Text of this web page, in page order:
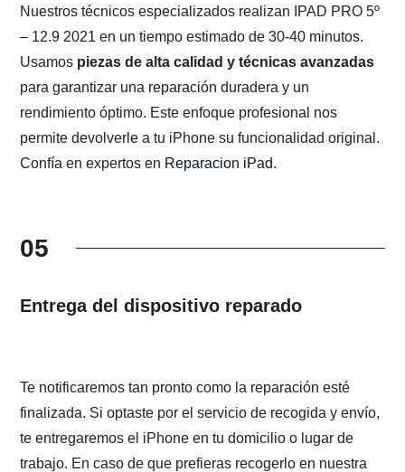
Nuestros técnicos especializados realizan IPAD PRO 5º
– 12.9 2021 en un tiempo estimado de 30-40 minutos.
Usamos piezas de alta calidad y técnicas avanzadas
para garantizar una reparación duradera y un
rendimiento óptimo. Este enfoque profesional nos
permite devolverle a tu iPhone su funcionalidad original.
Confía en expertos en Reparacion iPad.
05
Entrega del dispositivo reparado
Te notificaremos tan pronto como la reparación esté
finalizada. Si optaste por el servicio de recogida y envío,
te entregaremos el iPhone en tu domicilio o lugar de
trabajo. En caso de que prefieras recogerlo en nuestra